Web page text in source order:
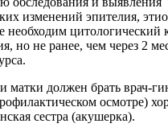
изменений эпителия,
необходим цитологический
но не ранее, чем через 2
матки должен брать врач-
осмотре)
сестра (акушерка).